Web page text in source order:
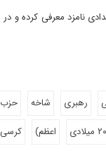
نامزد معرفی کرده و
رهبری شاخه
اعظم) کرسی